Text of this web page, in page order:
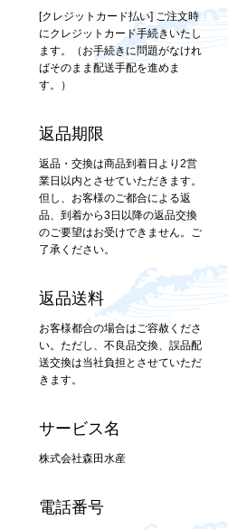
[クレジットカード払い] ご注文時
にクレジットカード手続きいたし
ます。（お手続きに問題がなけれ
ばそのまま配送手配を進めま
す。）
返品期限
返品・交換は商品到着日より2営
業日以内とさせていただきます。
但し、お客様のご都合による返
品、到着から3日以降の返品交換
のご要望はお受けできません。ご
了承ください。
返品送料
お客様都合の場合はご容赦くださ
い。ただし、不良品交換、誤品配
送交換は当社負担とさせていただ
きます。
サービス名
株式会社森田水産
電話番号